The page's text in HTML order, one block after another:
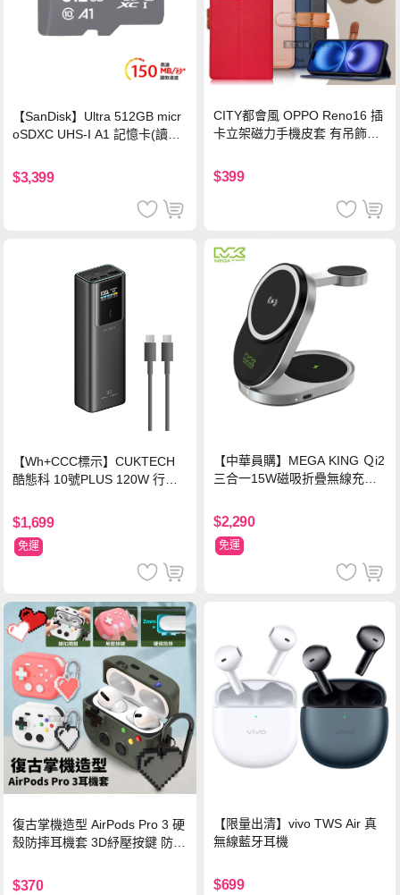
【SanDisk】Ultra 512GB micr
oSDXC UHS-I A1 記憶卡(讀取
$3,399
CITY都會風 OPPO Reno16 插
卡立架磁力手機皮套 有吊飾孔
$399
【Wh+CCC標示】CUKTECH
酷態科 10號PLUS 120W 行動
色
$1,699
免運
【中華員購】MEGA KING Ｑi2
三合一15W磁吸折疊無線充電
$2,290
免運
復古掌機造型 AirPods Pro 3 硬
殼防摔耳機套 3D紓壓按鍵 防開
$370
【限量出清】vivo TWS Air 真
無線藍牙耳機
$699